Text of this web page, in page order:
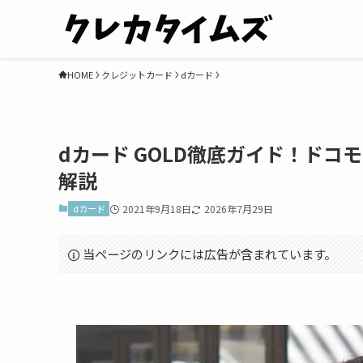
HOME クレジットカード dカード
dカード GOLD徹底ガイド！ドコ
解説
dカード 2021年9月18日 2026年7月29日
当ページのリンクには広告が含まれています。